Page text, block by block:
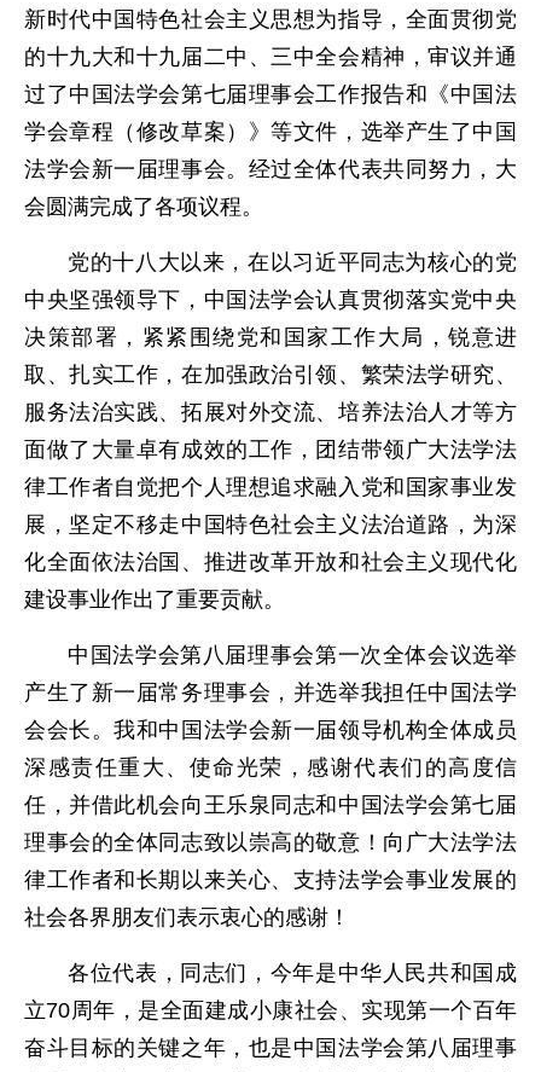
新时代中国特色社会主义思想为指导，全面贯彻党
的十九大和十九届二中、三中全会精神，审议并通
过了中国法学会第七届理事会工作报告和《中国法
学会章程（修改草案）》等文件，选举产生了中国
法学会新一届理事会。经过全体代表共同努力，大
会圆满完成了各项议程。
党的十八大以来，在以习近平同志为核心的党
中央坚强领导下，中国法学会认真贯彻落实党中央
决策部署，紧紧围绕党和国家工作大局，锐意进
取、扎实工作，在加强政治引领、繁荣法学研究、
服务法治实践、拓展对外交流、培养法治人才等方
面做了大量卓有成效的工作，团结带领广大法学法
律工作者自觉把个人理想追求融入党和国家事业发
展，坚定不移走中国特色社会主义法治道路，为深
化全面依法治国、推进改革开放和社会主义现代化
建设事业作出了重要贡献。
中国法学会第八届理事会第一次全体会议选举
产生了新一届常务理事会，并选举我担任中国法学
会会长。我和中国法学会新一届领导机构全体成员
深感责任重大、使命光荣，感谢代表们的高度信
任，并借此机会向王乐泉同志和中国法学会第七届
理事会的全体同志致以崇高的敬意！向广大法学法
律工作者和长期以来关心、支持法学会事业发展的
社会各界朋友们表示衷心的感谢！
各位代表，同志们，今年是中华人民共和国成
立70周年，是全面建成小康社会、实现第一个百年
奋斗目标的关键之年，也是中国法学会第八届理事